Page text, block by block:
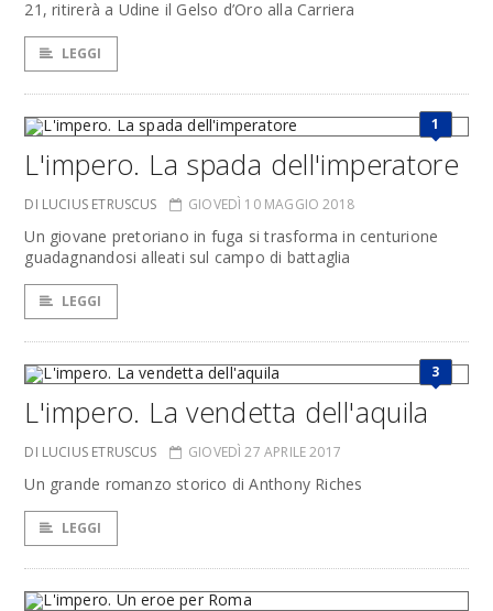
21, ritirerà a Udine il Gelso d’Oro alla Carriera
LEGGI
1
L'impero. La spada dell'imperatore
DI LUCIUS ETRUSCUS GIOVEDÌ 10 MAGGIO 2018
Un giovane pretoriano in fuga si trasforma in centurione
guadagnandosi alleati sul campo di battaglia
LEGGI
3
L'impero. La vendetta dell'aquila
DI LUCIUS ETRUSCUS GIOVEDÌ 27 APRILE 2017
Un grande romanzo storico di Anthony Riches
LEGGI